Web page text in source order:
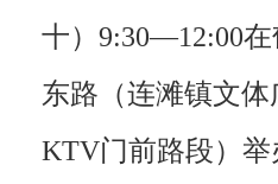
十）9:30—12:00
东路（连滩镇文
KTV门前路段）举